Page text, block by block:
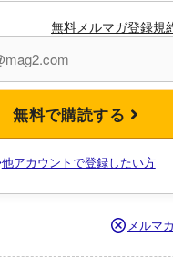
無料メルマガ登録規
無料で購読する
他アカウントで登録したい方
メルマ